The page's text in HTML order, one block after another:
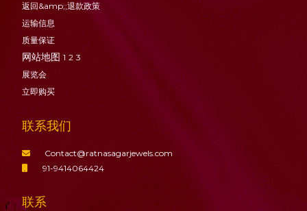
返回&amp;;退款政策
运输信息
质量保证
网站地图 1 2 3
展览会
立即购买
联系我们
Contact@ratnasagarjewels.com
91-9414064424
联系